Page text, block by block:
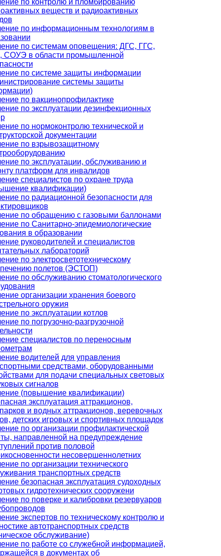
веществ и радиоактивных
по информационным технологиям в
по системам оповещения: ДГС, ГГС,
в области промышленной
по системе защиты информации
системы защиты
по вакцинопрофилактике
по эксплуатации дезинфекционных
по нормоконтролю технической и
документации
по взрывозащитному
по эксплуатации, обслуживанию и
платформ для инвалидов
специалистов по охране труда
квалификации)
по радиационной безопасности для
по обращению с газовыми баллонами
по Санитарно-эпидемиологические
в образовании
руководителей и специалистов
лабораторий
по электросветотехническому
полетов (ЭСТОП)
по обслуживанию стоматологического
организации хранения боевого
оружия
по эксплуатации котлов
по погрузочно-разгрузочной
специалистов по переносным
водителей для управления
средствами, оборудованными
для подачи специальных световых
сигналов
(повышение квалификации)
эксплуатация аттракционов,
и водных аттракционов, веревочных
детских игровых и спортивных площадок
по организации профилактической
направленной на предупреждение
против половой
несовершеннолетних
по организации технического
транспортных средств
безопасная эксплуатация судоходных
гидротехнических сооружени
по поверке и калибровки резервуаров
экспертов по техническому контролю и
автотранспортных средств
обслуживание)
по работе со служебной информацией,
в документах об